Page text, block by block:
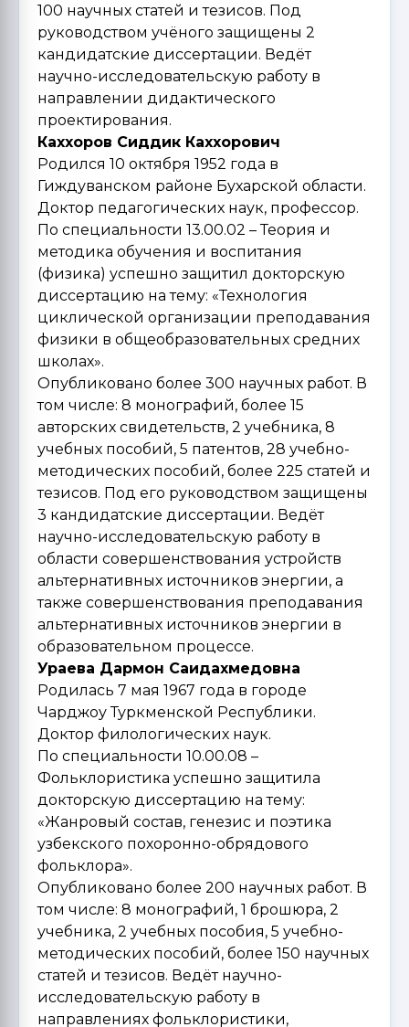
100 научных статей и тезисов. Под
руководством учёного защищены 2
кандидатские диссертации. Ведёт
научно-исследовательскую работу в
направлении дидактического
проектирования.
Каххоров Сиддик Каххорович
Родился 10 октября 1952 года в
Гиждуванском районе Бухарской области.
Доктор педагогических наук, профессор.
По специальности 13.00.02 – Теория и
методика обучения и воспитания
(физика) успешно защитил докторскую
диссертацию на тему: «Технология
циклической организации преподавания
физики в общеобразовательных средних
школах».
Опубликовано более 300 научных работ. В
том числе: 8 монографий, более 15
авторских свидетельств, 2 учебника, 8
учебных пособий, 5 патентов, 28 учебно-
методических пособий, более 225 статей и
тезисов. Под его руководством защищены
3 кандидатские диссертации. Ведёт
научно-исследовательскую работу в
области совершенствования устройств
альтернативных источников энергии, а
также совершенствования преподавания
альтернативных источников энергии в
образовательном процессе.
Ураева Дармон Саидахмедовна
Родилась 7 мая 1967 года в городе
Чарджоу Туркменской Республики.
Доктор филологических наук.
По специальности 10.00.08 –
Фольклористика успешно защитила
докторскую диссертацию на тему:
«Жанровый состав, генезис и поэтика
узбекского похоронно-обрядового
фольклора».
Опубликовано более 200 научных работ. В
том числе: 8 монографий, 1 брошюра, 2
учебника, 2 учебных пособия, 5 учебно-
методических пособий, более 150 научных
статей и тезисов. Ведёт научно-
исследовательскую работу в
направлениях фольклористики,